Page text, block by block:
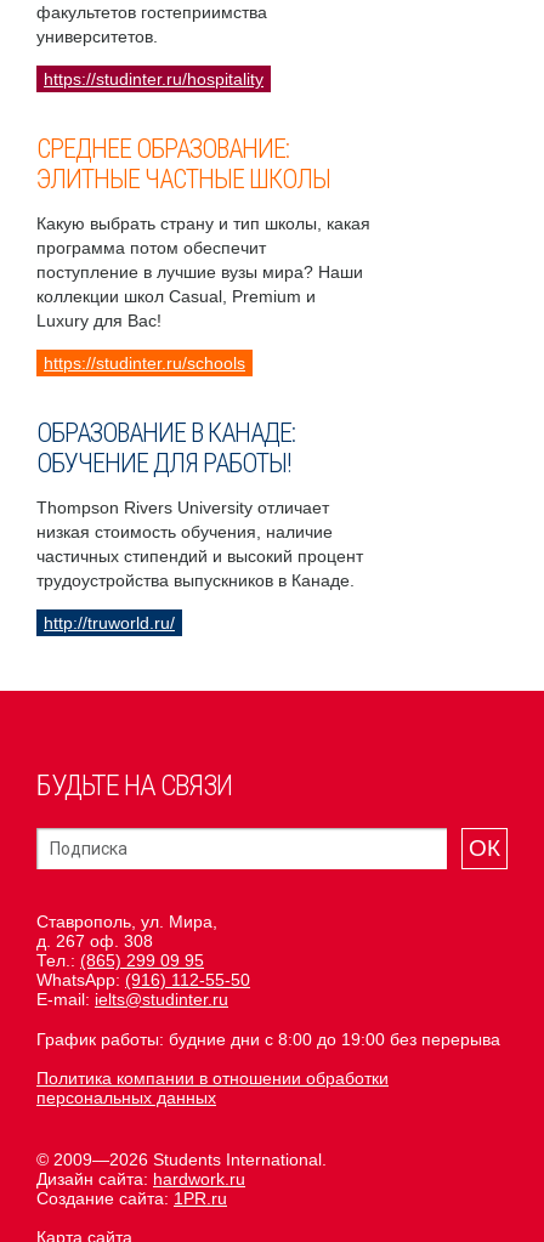
факультетов гостеприимства
университетов.
https://studinter.ru/hospitality
СРЕДНЕЕ ОБРАЗОВАНИЕ:
ЭЛИТНЫЕ ЧАСТНЫЕ ШКОЛЫ
Какую выбрать страну и тип школы, какая
программа потом обеспечит
поступление в лучшие вузы мира? Наши
коллекции школ Casual, Premium и
Luxury для Вас!
https://studinter.ru/schools
ОБРАЗОВАНИЕ В КАНАДЕ:
ОБУЧЕНИЕ ДЛЯ РАБОТЫ!
Thompson Rivers University отличает
низкая стоимость обучения, наличие
частичных стипендий и высокий процент
трудоустройства выпускников в Канаде.
http://truworld.ru/
БУДЬТЕ НА СВЯЗИ
ОК
Ставрополь, ул. Мира,
д. 267 оф. 308
Тел.: (865) 299 09 95
WhatsApp: (916) 112-55-50
E-mail: ielts@studinter.ru
График работы: будние дни с 8:00 до 19:00 без перерыва
Политика компании в отношении обработки
персональных данных
© 2009—2026 Students International.
Дизайн сайта: hardwork.ru
Создание сайта: 1PR.ru
Карта сайта